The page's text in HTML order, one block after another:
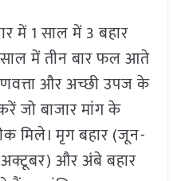
में 1 साल में 3 बहार
में तीन बार फल आते
और अच्छी उपज के
जो बाजार मांग के
मिले। मृग बहार (जून-
और अंबे बहार